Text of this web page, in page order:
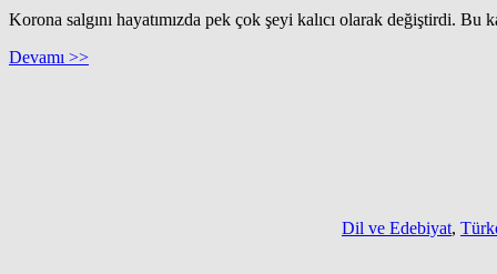
Korona salgını hayatımızda pek çok şeyi kalıcı olarak değiştirdi. Bu
Devamı >>
Dil ve Edebiyat,